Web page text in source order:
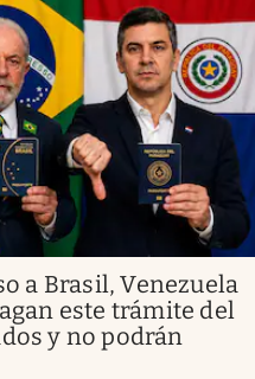
a Brasil, Venezuela
este trámite del
y no podrán